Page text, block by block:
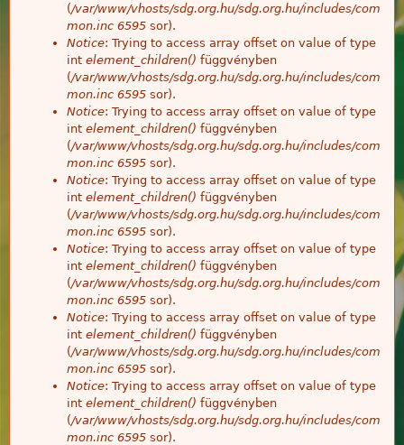
(/var/www/vhosts/sdg.org.hu/sdg.org.hu/includes/com
mon.inc 6595 sor).
Notice: Trying to access array offset on value of type
int element_children() függvényben
(/var/www/vhosts/sdg.org.hu/sdg.org.hu/includes/com
mon.inc 6595 sor).
Notice: Trying to access array offset on value of type
int element_children() függvényben
(/var/www/vhosts/sdg.org.hu/sdg.org.hu/includes/com
mon.inc 6595 sor).
Notice: Trying to access array offset on value of type
int element_children() függvényben
(/var/www/vhosts/sdg.org.hu/sdg.org.hu/includes/com
mon.inc 6595 sor).
Notice: Trying to access array offset on value of type
int element_children() függvényben
(/var/www/vhosts/sdg.org.hu/sdg.org.hu/includes/com
mon.inc 6595 sor).
Notice: Trying to access array offset on value of type
int element_children() függvényben
(/var/www/vhosts/sdg.org.hu/sdg.org.hu/includes/com
mon.inc 6595 sor).
Notice: Trying to access array offset on value of type
int element_children() függvényben
(/var/www/vhosts/sdg.org.hu/sdg.org.hu/includes/com
mon.inc 6595 sor).